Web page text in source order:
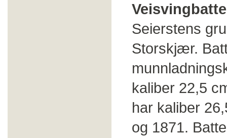
Seierstens
Storskjær.
kaliber 22,5
har kaliber
og 1871.